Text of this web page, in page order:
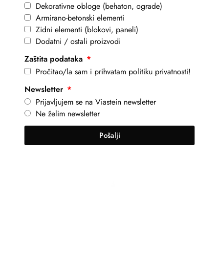
Dekorativne obloge (behaton, ograde)
Armirano-betonski elementi
Zidni elementi (blokovi, paneli)
Dodatni / ostali proizvodi
Zaštita podataka
Pročitao/la sam i prihvatam politiku privatnosti!
Newsletter
Prijavljujem se na Viastein newsletter
Ne želim newsletter
Pošalji